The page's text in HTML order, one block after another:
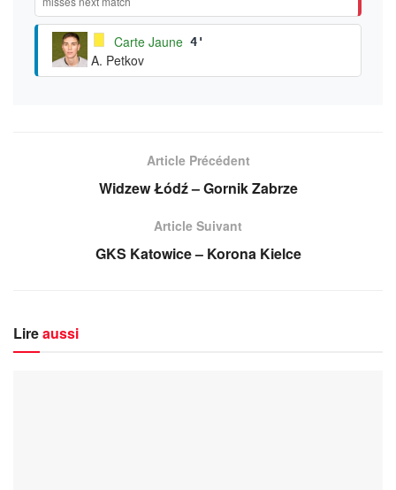
Carte Jaune 4'
A. Petkov
Article Précédent
Widzew Łódź – Gornik Zabrze
Article Suivant
GKS Katowice – Korona Kielce
Lireaussi